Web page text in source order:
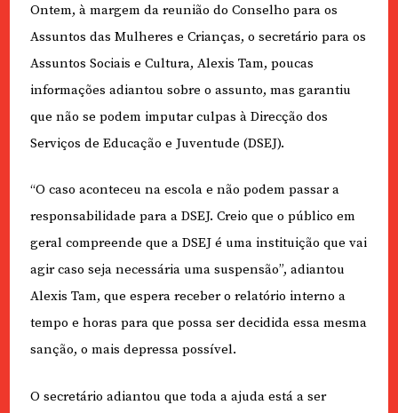
Ontem, à margem da reunião do Conselho para os
Assuntos das Mulheres e Crianças, o secretário para os
Assuntos Sociais e Cultura, Alexis Tam, poucas
informações adiantou sobre o assunto, mas garantiu
que não se podem imputar culpas à Direcção dos
Serviços de Educação e Juventude (DSEJ).
“O caso aconteceu na escola e não podem passar a
responsabilidade para a DSEJ. Creio que o público em
geral compreende que a DSEJ é uma instituição que vai
agir caso seja necessária uma suspensão”, adiantou
Alexis Tam, que espera receber o relatório interno a
tempo e horas para que possa ser decidida essa mesma
sanção, o mais depressa possível.
O secretário adiantou que toda a ajuda está a ser